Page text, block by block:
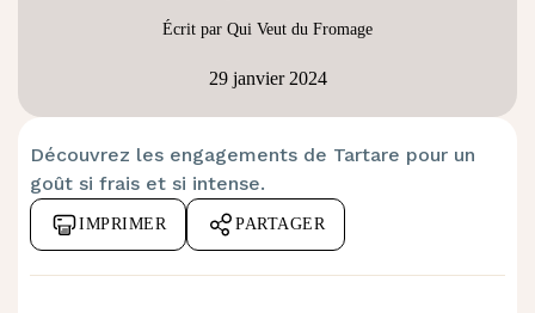
Écrit par Qui Veut du Fromage
29 janvier 2024
Découvrez les engagements de Tartare pour un
goût si frais et si intense.
IMPRIMER PARTAGER